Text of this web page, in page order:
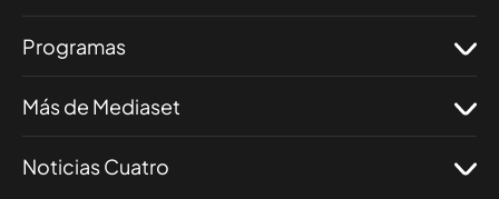
Programas
Más de Mediaset
Noticias Cuatro